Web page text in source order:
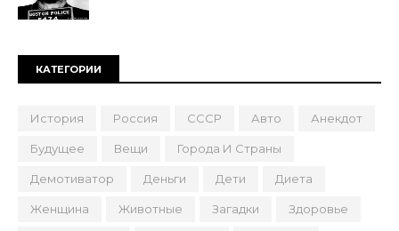
КАТЕГОРИИ
История Россия СССР Авто Анекдот
Будущее Вещи Города И Страны
Демотиватор Деньги Дети Диета
Женщина Животные Загадки Здоровье